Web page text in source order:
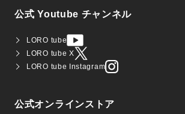
公式 Youtube チャンネル
LORO tube
LORO tube X
LORO tube Instagram
公式オンラインストア